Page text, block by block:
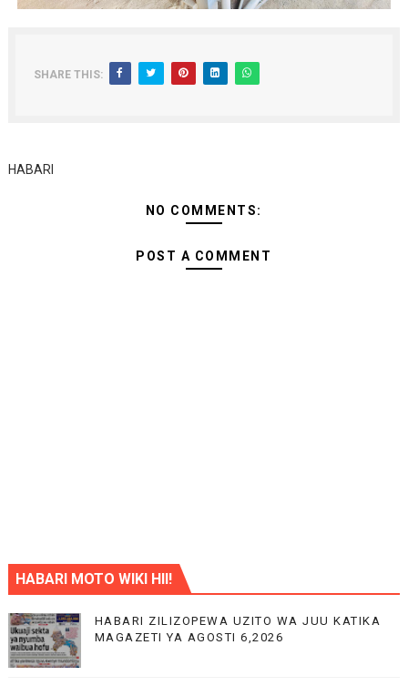
SHARE THIS:
HABARI
NO COMMENTS:
POST A COMMENT
HABARI MOTO WIKI HII!
HABARI ZILIZOPEWA UZITO WA JUU KATIKA
MAGAZETI YA AGOSTI 6,2026